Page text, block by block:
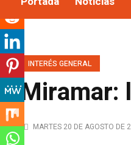
INTERÉS GENERAL
Miramar:
MARTES 20 DE AGOSTO DE